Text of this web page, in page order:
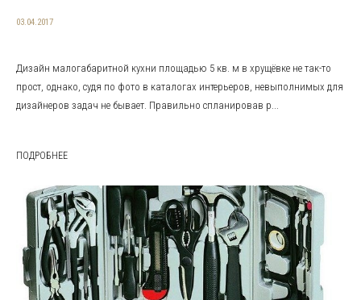
03.04.2017
Дизайн малогабаритной кухни площадью 5 кв. м в хрущёвке не так-то
прост, однако, судя по фото в каталогах интерьеров, невыполнимых для
дизайнеров задач не бывает. Правильно спланировав р...
ПОДРОБНЕЕ